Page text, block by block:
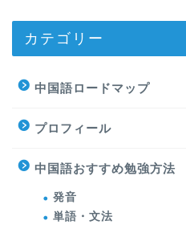
カテゴリー
中国語ロードマップ
プロフィール
中国語おすすめ勉強方法
発音
単語・文法